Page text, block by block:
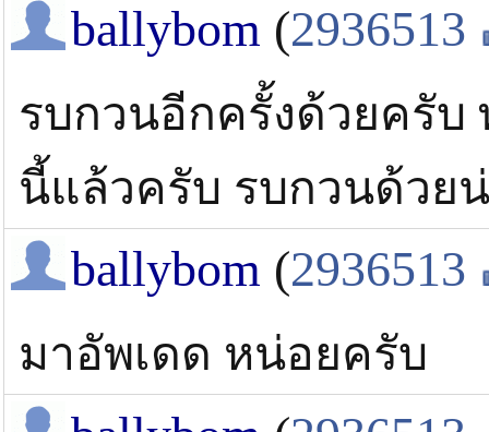
ballybom (2936513
รบกวนอีกครั้งด้วยครับ
นี้แล้วครับ รบกวนด้ว
ballybom (2936513
มาอัพเดด หน่อยครับ